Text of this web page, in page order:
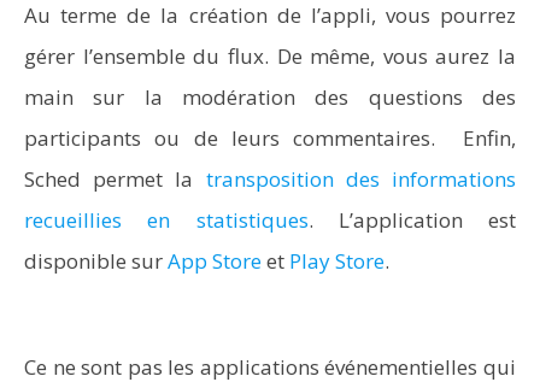
Au terme de la création de l’appli, vous pourrez
gérer l’ensemble du flux. De même, vous aurez la
main sur la modération des questions des
participants ou de leurs commentaires. Enfin,
Sched permet la transposition des informations
recueillies en statistiques. L’application est
disponible surApp Storeet Play Store.
Ce ne sont pas les applications événementielles qui